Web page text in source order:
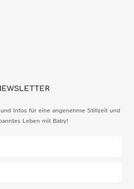
Infos für eine angenehme Stillzeit und
Leben mit Baby!